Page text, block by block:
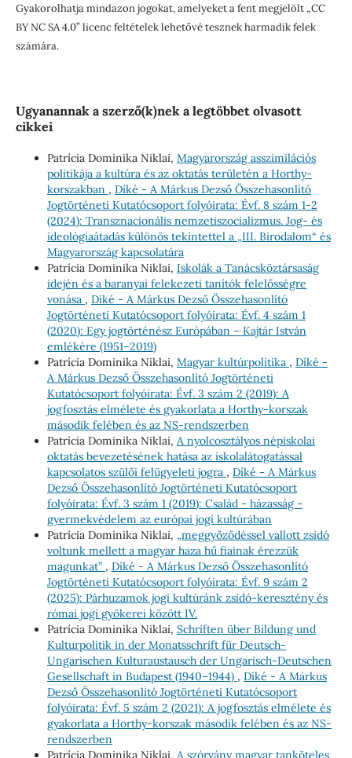
Gyakorolhatja mindazon jogokat, amelyeket a fent megjelölt „CC
BY NC SA 4.0” licenc feltételek lehetővé tesznek harmadik felek
számára.
Ugyanannak a szerző(k)nek a legtöbbet olvasott
cikkei
Patrícia Dominika Niklai, Magyarország asszimilációs
politikája a kultúra és az oktatás területén a Horthy-
korszakban , Díké - A Márkus Dezső Összehasonlító
Jogtörténeti Kutatócsoport folyóirata: Évf. 8 szám 1-2
(2024): Transznacionális nemzetiszocializmus. Jog- és
ideológiaátadás különös tekintettel a „III. Birodalom“ és
Magyarország kapcsolatára
Patrícia Dominika Niklai, Iskolák a Tanácsköztársaság
idején és a baranyai felekezeti tanítók felelősségre
vonása , Díké - A Márkus Dezső Összehasonlító
Jogtörténeti Kutatócsoport folyóirata: Évf. 4 szám 1
(2020): Egy jogtörténész Európában – Kajtár István
emlékére (1951–2019)
Patrícia Dominika Niklai, Magyar kultúrpolitika , Díké -
A Márkus Dezső Összehasonlító Jogtörténeti
Kutatócsoport folyóirata: Évf. 3 szám 2 (2019): A
jogfosztás elmélete és gyakorlata a Horthy-korszak
második felében és az NS-rendszerben
Patrícia Dominika Niklai, A nyolcosztályos népiskolai
oktatás bevezetésének hatása az iskolalátogatással
kapcsolatos szülői felügyeleti jogra , Díké - A Márkus
Dezső Összehasonlító Jogtörténeti Kutatócsoport
folyóirata: Évf. 3 szám 1 (2019): Család - házasság -
gyermekvédelem az európai jogi kultúrában
Patrícia Dominika Niklai, „meggyőződéssel vallott zsidó
voltunk mellett a magyar haza hű fiainak érezzük
magunkat” , Díké - A Márkus Dezső Összehasonlító
Jogtörténeti Kutatócsoport folyóirata: Évf. 9 szám 2
(2025): Párhuzamok jogi kultúránk zsidó-keresztény és
római jogi gyökerei között IV.
Patrícia Dominika Niklai, Schriften über Bildung und
Kulturpolitik in der Monatsschrift für Deutsch-
Ungarischen Kulturaustausch der Ungarisch-Deutschen
Gesellschaft in Budapest (1940–1944) , Díké - A Márkus
Dezső Összehasonlító Jogtörténeti Kutatócsoport
folyóirata: Évf. 5 szám 2 (2021): A jogfosztás elmélete és
gyakorlata a Horthy-korszak második felében és az NS-
rendszerben
Patrícia Dominika Niklai, A szórvány magyar tanköteles